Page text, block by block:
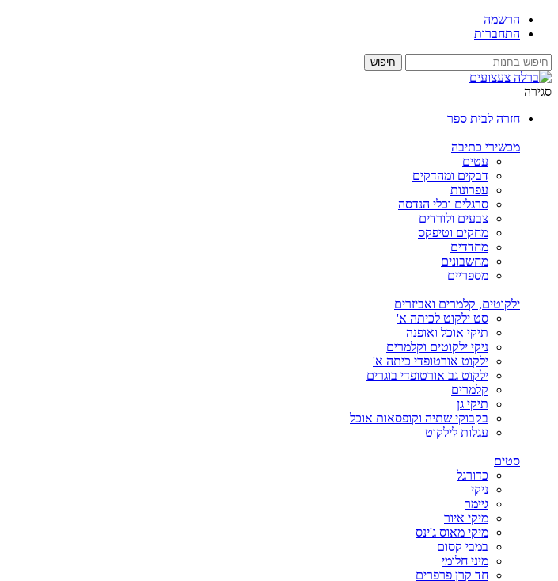
הרשמה
התחברות
סגירה
חזרה לבית ספר
מכשירי כתיבה
עטים
דבקים ומהדקים
עפרונות
סרגלים וכלי הנדסה
צבעים ולורדים
מחקים וטיפקס
מחדדים
מחשבונים
מספריים
ילקוטים, קלמרים ואביזרים
סט ילקוט לכיתה א'
תיקי אוכל ואופנה
ניקי ילקוטים וקלמרים
ילקוט אורטופדי כיתה א'
ילקוט גב אורטופדי בוגרים
קלמרים
תיקי גן
בקבוקי שתיה וקופסאות אוכל
עגלות לילקוט
סטים
כדורגל
ניקי
גיימר
מיקי איור
מיקי מאוס ג'ינס
במבי קסום
מיני חלומי
חד קרן פרפרים